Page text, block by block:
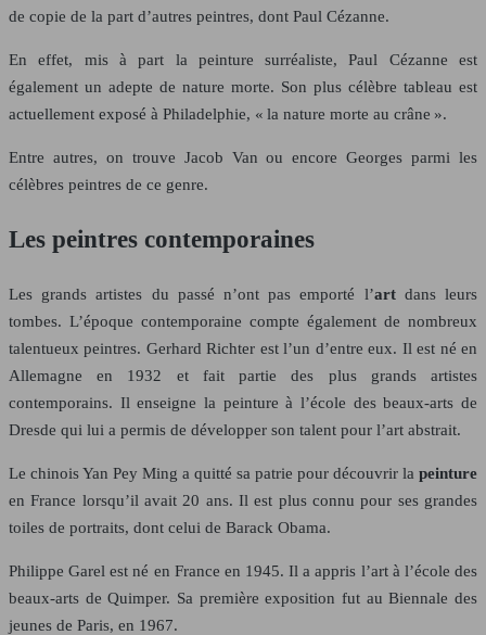
de copie de la part d’autres peintres, dont Paul Cézanne.
En effet, mis à part la peinture surréaliste, Paul Cézanne est
également un adepte de nature morte. Son plus célèbre tableau est
actuellement exposé à Philadelphie, « la nature morte au crâne ».
Entre autres, on trouve Jacob Van ou encore Georges parmi les
célèbres peintres de ce genre.
Les peintres contemporaines
Les grands artistes du passé n’ont pas emporté l’artdans leurs
tombes. L’époque contemporaine compte également de nombreux
talentueux peintres. Gerhard Richter est l’un d’entre eux. Il est né en
Allemagne en 1932 et fait partie des plus grands artistes
contemporains. Il enseigne la peinture à l’école des beaux-arts de
Dresde qui lui a permis de développer son talent pour l’art abstrait.
Le chinois Yan Pey Ming a quitté sa patrie pour découvrir la peinture
en France lorsqu’il avait 20 ans. Il est plus connu pour ses grandes
toiles de portraits, dont celui de Barack Obama.
Philippe Garel est né en France en 1945. Il a appris l’art à l’école des
beaux-arts de Quimper. Sa première exposition fut au Biennale des
jeunes de Paris, en 1967.